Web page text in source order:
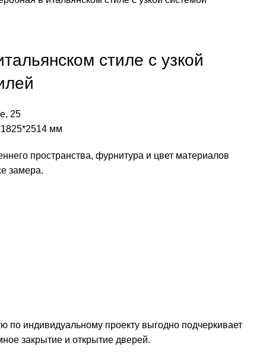
стиле с узкой
25
мм
пространства, фурнитура и цвет материалов
замера.
по индивидуальному проекту выгодно подчеркивает
закрытие и открытие дверей.